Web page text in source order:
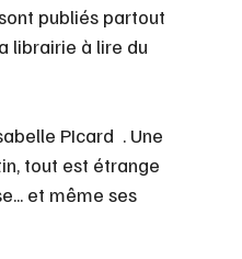
publiés partout
librairie à lire du
PIcard  . Une
tout est étrange
et même ses